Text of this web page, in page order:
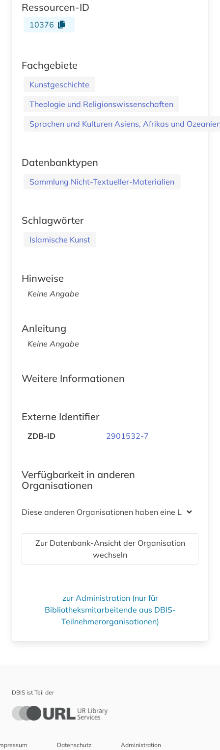
Ressourcen-ID
10376
Fachgebiete
Kunstgeschichte
Theologie und Religionswissenschaften
Sprachen und Kulturen Asiens, Afrikas und
Datenbanktypen
Sammlung Nicht-Textueller-Materialien
Schlagwörter
Islamische Kunst
Hinweise
Keine Angabe
Anleitung
Keine Angabe
Weitere Informationen
Externe Identifier
ZDB-ID 2901532-7
Verfügbarkeit in anderen
Organisationen
Diese anderen Organisationen haben eine Lizenz
Zur Datenbank-Ansicht der Organisation
wechseln
zur Administration (nur für
Bibliotheksmitarbeitende aus DBIS-
Teilnehmerorganisationen)
DBIS ist Teil der
Datenschutz Administration